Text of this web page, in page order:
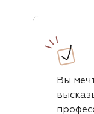
Вы